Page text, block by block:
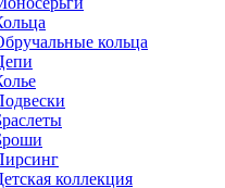
кольца
коллекция